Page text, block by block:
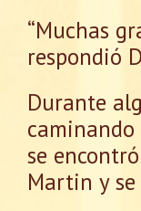
“Muchas
respondió
Durante
se
Martin y